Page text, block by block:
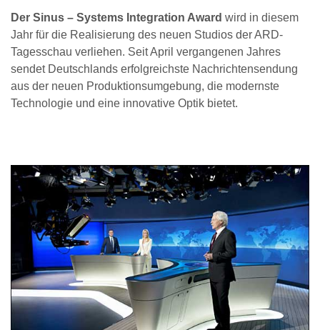
Der Sinus – Systems Integration Award wird in diesem
Jahr für die Realisierung des neuen Studios der ARD-
Tagesschau verliehen. Seit April vergangenen Jahres
sendet Deutschlands erfolgreichste Nachrichtensendung
aus der neuen Produktionsumgebung, die modernste
Technologie und eine innovative Optik bietet.